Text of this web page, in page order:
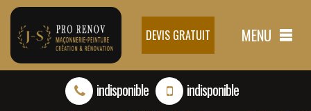
DEVIS GRATUIT MENU
indisponible indisponible